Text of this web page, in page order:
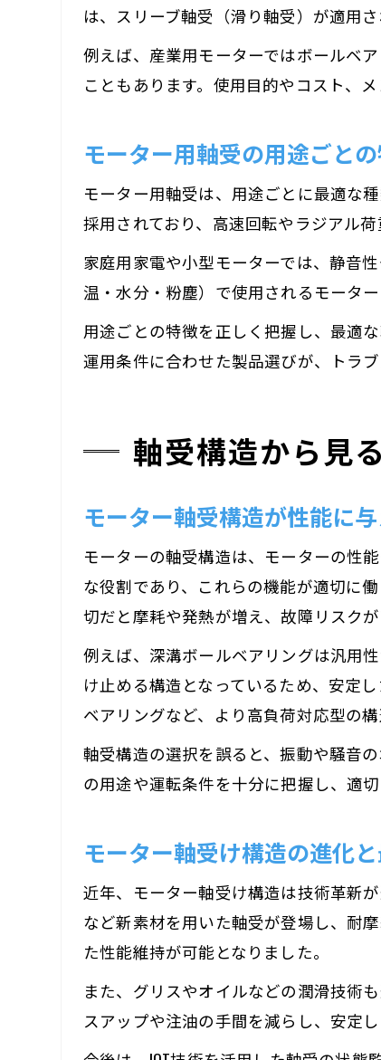
は、スリーブ軸受（滑り軸受）が適用
例えば、産業用モーターではボールベ
こともあります。使用目的やコスト、
モーター用軸受の用途ごと
モーター用軸受は、用途ごとに最適な
採用されており、高速回転やラジアル
家庭用家電や小型モーターでは、静音
温・水分・粉塵）で使用されるモータ
用途ごとの特徴を正しく把握し、最適
運用条件に合わせた製品選びが、トラ
軸受構造から見
モーター軸受構造が性能に
モーターの軸受構造は、モーターの性
な役割であり、これらの機能が適切に
切だと摩耗や発熱が増え、故障リスク
例えば、深溝ボールベアリングは汎用
け止める構造となっているため、安定
ベアリングなど、より高負荷対応型の構
軸受構造の選択を誤ると、振動や騒音
の用途や運転条件を十分に把握し、適
モーター軸受け構造の進化
近年、モーター軸受け構造は技術革新
など新素材を用いた軸受が登場し、耐
た性能維持が可能となりました。
また、グリスやオイルなどの潤滑技術
スアップや注油の手間を減らし、安定